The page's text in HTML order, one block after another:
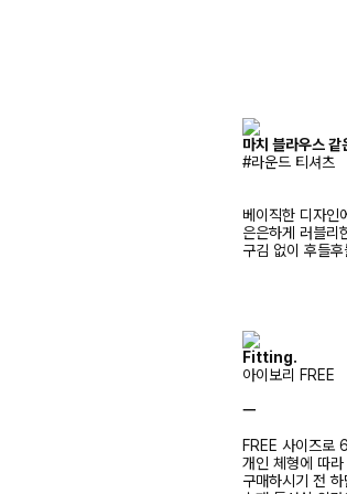
마치 블라우스 같
#라운드 티셔츠
베이직한 디자인
은은하게 러블리
구김 없이 후들
Fitting.
아이보리 FREE
ㅡ
FREE 사이즈로
개인 체형에 따
구매하시기 전